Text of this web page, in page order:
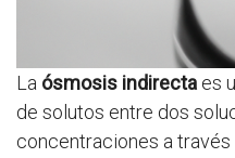
La ósmosis indirecta es
de solutos entre dos
concentraciones a través